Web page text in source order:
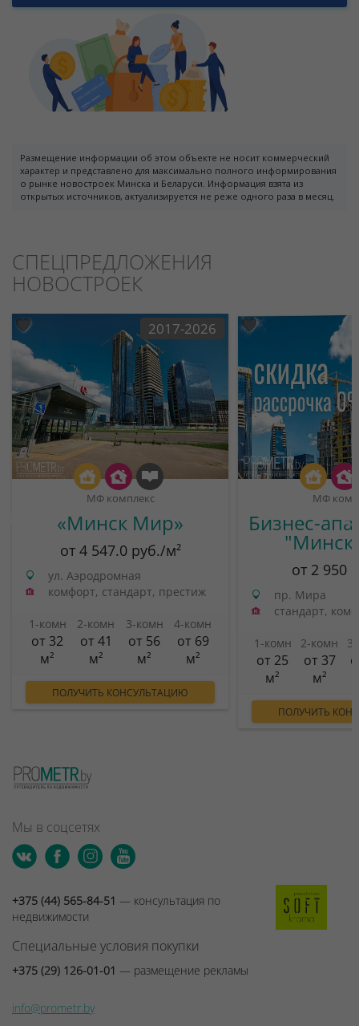
Размещение информации об этом объекте не носит коммерческий
характер и представлено для максимально полного информирования
о рынке новостроек Минска и Беларуси. Информация взята из
открытых источников, актуализируется не реже одного раза в месяц.
СПЕЦПРЕДЛОЖЕНИЯ
НОВОСТРОЕК
2017-2026
МФ комплекс
«Минск Мир»
от 4 547.0 руб./м²
ул. Аэродромная
комфорт, стандарт, престиж
1-комн
от 32
м²
2-комн
от 41
м²
3-комн
от 56
м²
4-комн
от 69
м²
ПОЛУЧИТЬ КОНСУЛЬТАЦИЮ
МФ
Бизнес-
от 2 950
пр. Мира
стандарт,
1-комн
от 25
м²
2-комн
от 37
м²
ПОЛУЧИТЬ
Мы в соцсетях
+375 (44) 565-84-51 — консультация по
недвижимости
Специальные условия покупки
+375 (29) 126-01-01 — размещение рекламы
info@prometr.by